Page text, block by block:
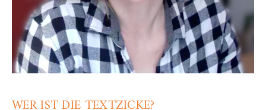
WER IST DIE TEXTZICKE?